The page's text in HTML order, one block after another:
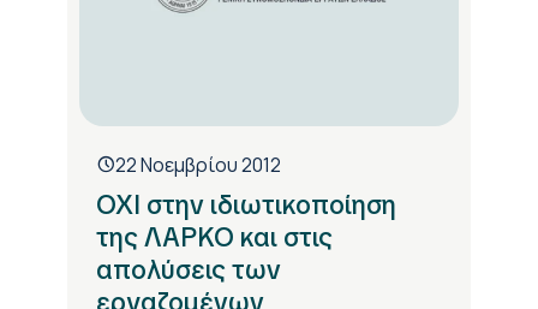
22 Νοεμβρίου 2012
ΟΧΙ στην ιδιωτικοποίηση
της ΛΑΡΚΟ και στις
απολύσεις των